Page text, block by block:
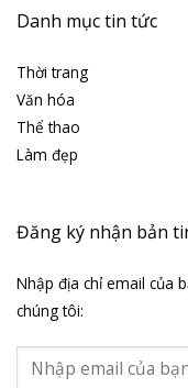
Danh mục tin tức
Thời trang
Văn hóa
Thể thao
Làm đẹp
Đăng ký nhận bản
Nhập địa chỉ email của
chúng tôi: